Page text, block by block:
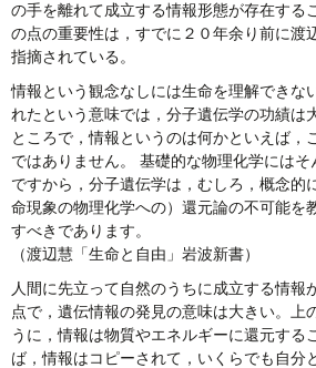
の手を離れて成立する情報形態が存在する
の点の重要性は，すでに２０年余り前に渡
指摘されている。
情報という観念なしには生命を理解できな
れたという意味では，分子遺伝学の功績は
ところで，情報というのは何かといえば，
ではありません。 基礎的な物理化学にはそ
ですから，分子遺伝学は，むしろ，概念的
命現象の物理化学への）還元論の不可能を
すべきであります。
（渡辺慧「生命と自由」岩波新書）
人間に先立って自然のうちに成立する情報
点で，遺伝情報の発見の意味は大きい。上
うに，情報は物質やエネルギーに還元する
ば，情報はコピーされて，いくらでも自分